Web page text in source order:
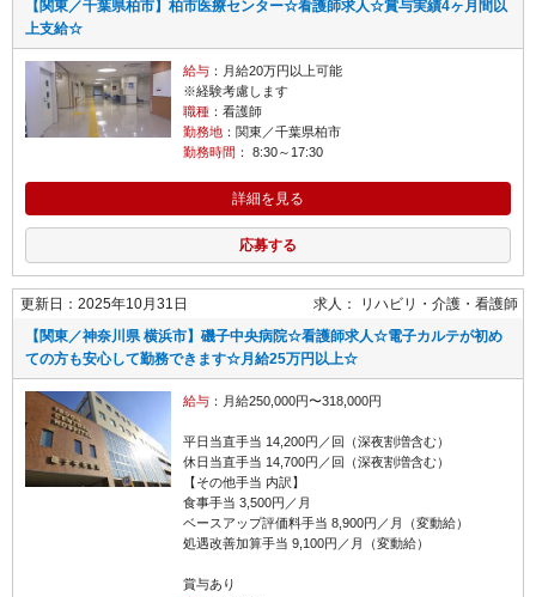
【関東／千葉県柏市】柏市医療センター☆看護師求人☆賞与実績4ヶ月間以
上支給☆
給与：月給20万円以上可能
※経験考慮します
職種：看護師
勤務地：関東／千葉県柏市
勤務時間 ： 8:30～17:30
詳細を見る
応募する
更新日：2025年10月31日 求人： リハビリ・介護
看護師
【関東／神奈川県 横浜市】磯子中央病院☆看護師求人☆電子カルテが初め
ての方も安心して勤務できます☆月給25万円以上☆
給与：月給250,000円〜318,000円
平日当直手当 14,200円／回（深夜割増含む）
休日当直手当 14,700円／回（深夜割増含む）
【その他手当 内訳】
食事手当 3,500円／月
ベースアップ評価料手当 8,900円／月（変動給）
処遇改善加算手当 9,100円／月（変動給）
賞与あり